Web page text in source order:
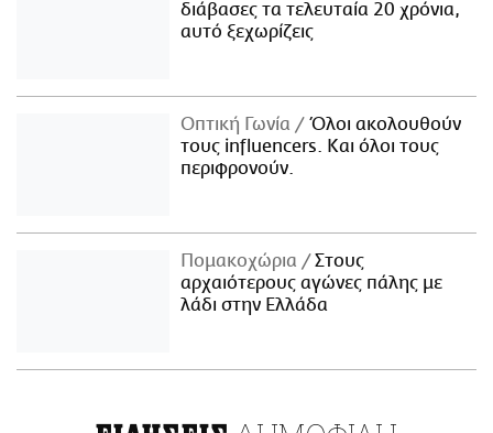
διάβασες τα τελευταία 20 χρόνια,
αυτό ξεχωρίζεις
Οπτική Γωνία
Όλοι ακολουθούν
τους influencers. Και όλοι τους
περιφρονούν.
Πομακοχώρια
Στους
αρχαιότερους αγώνες πάλης με
λάδι στην Ελλάδα